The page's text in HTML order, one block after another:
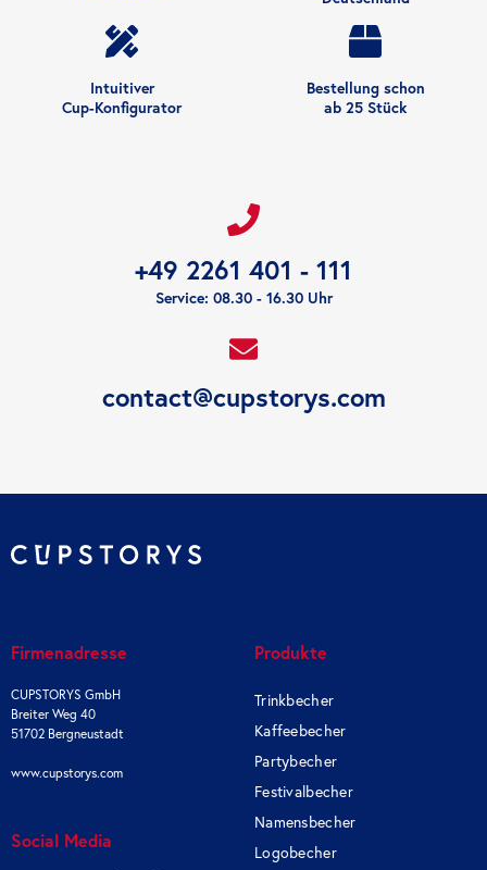
Intuitiver
Cup-Konfigurator
Bestellung schon
ab 25 Stück
+49 2261 401 - 111
Service: 08.30 - 16.30 Uhr
contact@cupstorys.com
Firmenadresse
CUPSTORYS GmbH
Breiter Weg 40
51702 Bergneustadt
www.cupstorys.com
Social Media
Produkte
Trinkbecher
Kaffeebecher
Partybecher
Festivalbecher
Namensbecher
Logobecher